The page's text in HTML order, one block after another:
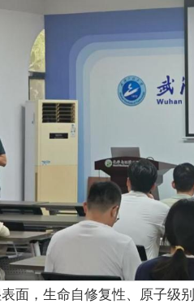
面，生命自修复性、原子级